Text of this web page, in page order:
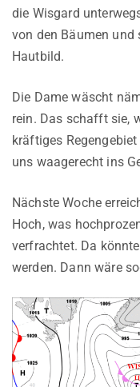
die Wisgard
von den Bäumen
Hautbild.
Die Dame wäscht
rein. Das schafft sie,
kräftiges
uns waagerecht ins
Nächste Woche
Hoch, was
verfrachtet. Da
werden. Dann wäre